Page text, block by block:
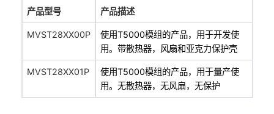
产品型号 产品描述
MVST28XX00P
使用T5000模组的产品，用于开发使
用。带散热器，风扇和亚克力保护壳
MVST28XX01P
使用T5000模组的产品，用于量产使
用。无散热器，无风扇，无保护